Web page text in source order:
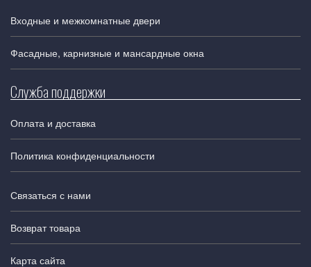
Входные и межкомнатные двери
Фасадные, карнизные и мансардные окна
Служба поддержки
Оплата и доставка
Политика конфиденциальности
Связаться с нами
Возврат товара
Карта сайта